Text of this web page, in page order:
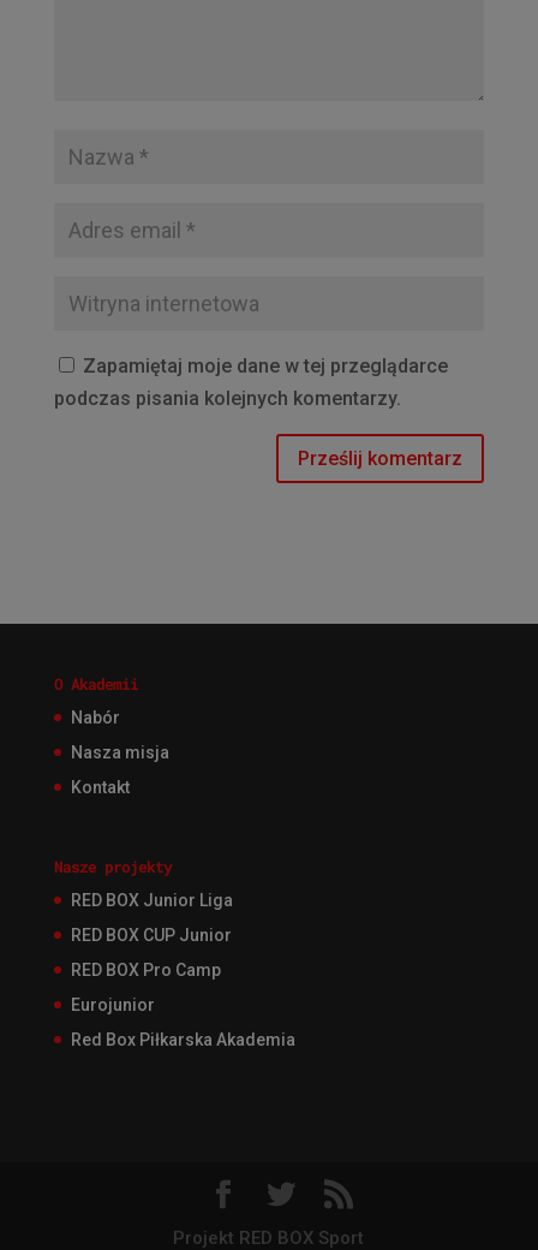
Zapamiętaj moje dane w tej przeglądarce
podczas pisania kolejnych komentarzy.
O Akademii
Nabór
Nasza misja
Kontakt
Nasze projekty
RED BOX Junior Liga
RED BOX CUP Junior
RED BOX Pro Camp
Eurojunior
Red Box Piłkarska Akademia
Projekt RED BOX Sport